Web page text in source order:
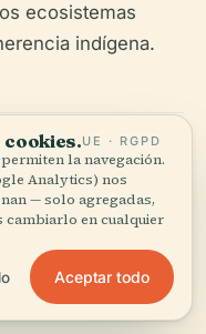
ecosistemas
indígena.
en la app
cookies.UE · RGPD
la navegación.
Analytics) nos
— solo agregadas,
cambiarlo en cualquier
Aceptar todo